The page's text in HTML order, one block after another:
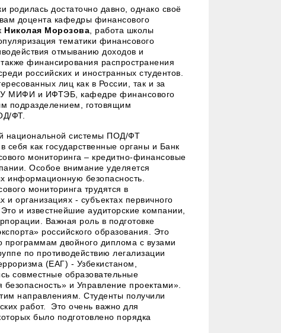
достаточно давно, однако своё
доцента кафедры финансового
Николая Морозова , работа школы
тематики финансового
отмыванию доходов и
финансирования распространения
российских и иностранных студентов.
лиц как в России, так и за
МИФИ и ИФТЭБ, кафедре финансового
подразделением, готовящим
ФТ.
национальной системы ПОД/ФТ
себя как государственные органы и Банк
мониторинга – кредитно-финансовые
Особое внимание уделяется
информационную безопасность.
мониторинга трудятся в
организациях - субъектах первичного
и известнейшие аудиторские компании,
Важная роль в подготовке
российского образования. Это
программам двойного диплома с вузами
по противодействию легализации
(ЕАГ) - Узбекистаном,
совместные образовательные
и Управление проектами».
направлениям. Студенты получили
работ. Это очень важно для
было подготовлено порядка